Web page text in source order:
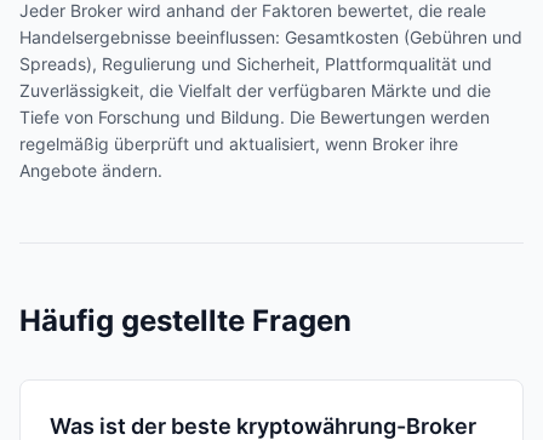
Jeder Broker wird anhand der Faktoren bewertet, die reale
Handelsergebnisse beeinflussen: Gesamtkosten (Gebühren und
Spreads), Regulierung und Sicherheit, Plattformqualität und
Zuverlässigkeit, die Vielfalt der verfügbaren Märkte und die
Tiefe von Forschung und Bildung. Die Bewertungen werden
regelmäßig überprüft und aktualisiert, wenn Broker ihre
Angebote ändern.
Häufig gestellte Fragen
Was ist der beste kryptowährung-Broker